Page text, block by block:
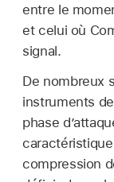
entre le
et celui où
signal.
De nombreux
instruments
phase
compression